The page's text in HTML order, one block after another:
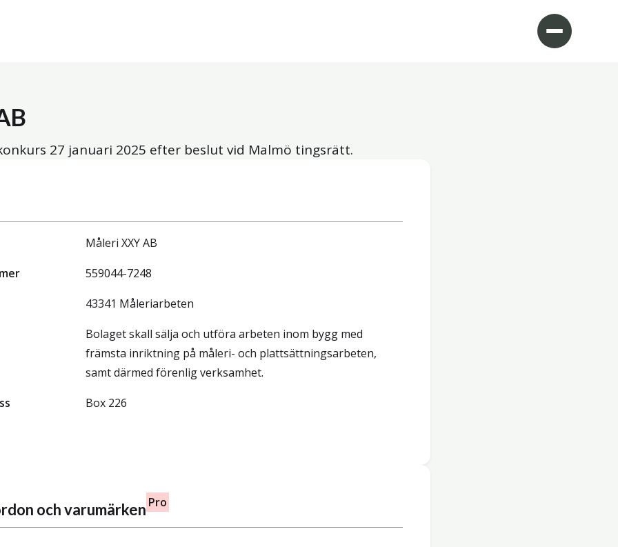
27 januari 2025 efter beslut vid Malmö tingsrätt.
Måleri XXY AB
559044-7248
43341 Måleriarbeten
Bolaget skall sälja och utföra arbeten inom bygg med
främsta inriktning på måleri- och plattsättningsarbeten,
samt därmed förenlig verksamhet.
Box 226
och varumärken Pro